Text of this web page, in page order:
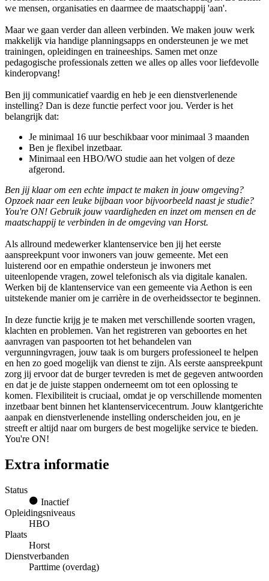
we mensen, organisaties en daarmee de maatschappij 'aan'.
Maar we gaan verder dan alleen verbinden. We maken jouw werk
makkelijk via handige planningsapps en ondersteunen je we met
trainingen, opleidingen en traineeships. Samen met onze
pedagogische professionals zetten we alles op alles voor liefdevolle
kinderopvang!
Ben jij communicatief vaardig en heb je een dienstverlenende
instelling? Dan is deze functie perfect voor jou. Verder is het
belangrijk dat:
Je minimaal 16 uur beschikbaar voor minimaal 3 maanden
Ben je flexibel inzetbaar.
Minimaal een HBO/WO studie aan het volgen of deze
afgerond.
Ben jij klaar om een echte impact te maken in jouw omgeving?
Opzoek naar een leuke bijbaan voor bijvoorbeeld naast je studie?
You're ON! Gebruik jouw vaardigheden en inzet om mensen en de
maatschappij te verbinden in de omgeving van Horst.
Als allround medewerker klantenservice ben jij het eerste
aanspreekpunt voor inwoners van jouw gemeente. Met een
luisterend oor en empathie ondersteun je inwoners met
uiteenlopende vragen, zowel telefonisch als via digitale kanalen.
Werken bij de klantenservice van een gemeente via Aethon is een
uitstekende manier om je carrière in de overheidssector te beginnen.
In deze functie krijg je te maken met verschillende soorten vragen,
klachten en problemen. Van het registreren van geboortes en het
aanvragen van paspoorten tot het behandelen van
vergunningvragen, jouw taak is om burgers professioneel te helpen
en hen zo goed mogelijk van dienst te zijn. Als eerste aanspreekpunt
zorg jij ervoor dat de burger tevreden is met de gegeven antwoorden
en dat je de juiste stappen onderneemt om tot een oplossing te
komen. Flexibiliteit is cruciaal, omdat je op verschillende momenten
inzetbaar bent binnen het klantenservicecentrum. Jouw klantgerichte
aanpak en dienstverlenende instelling onderscheiden jou, en je
streeft er altijd naar om burgers de best mogelijke service te bieden.
You're ON!
Extra informatie
Status
Inactief
Opleidingsniveaus
HBO
Plaats
Horst
Dienstverbanden
Parttime (overdag)